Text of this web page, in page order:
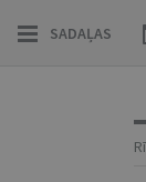
SADAĻAS